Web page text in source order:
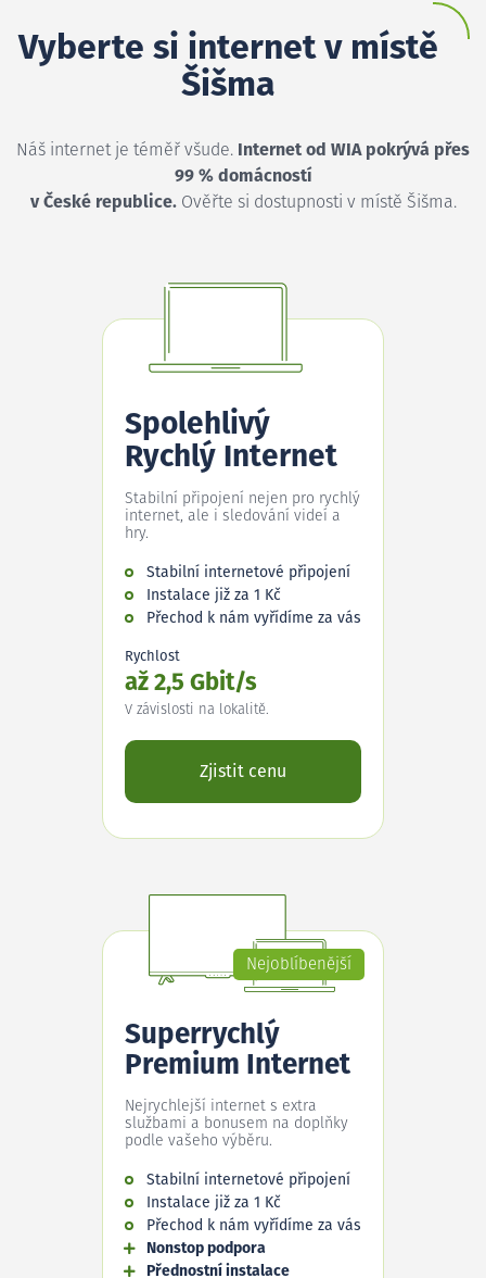
Vyberte si internet v místě
Šišma
Náš internet je téměř všude. Internet od WIA pokrývá přes
99 % domácností
v České republice.Ověřte si dostupnosti v místě Šišma.
Spolehlivý
Rychlý Internet
Stabilní připojení nejen pro rychlý
internet, ale i sledování videí a
hry.
Stabilní internetové připojení
Instalace již za 1 Kč
Přechod k nám vyřídíme za vás
Rychlost
až 2,5 Gbit/s
V závislosti na lokalitě.
Zjistit cenu
Nejoblíbenější
Superrychlý
Premium Internet
Nejrychlejší internet s extra
službami a bonusem na doplňky
podle vašeho výběru.
Stabilní internetové připojení
Instalace již za 1 Kč
Přechod k nám vyřídíme za vás
Nonstop podpora
Přednostní instalace